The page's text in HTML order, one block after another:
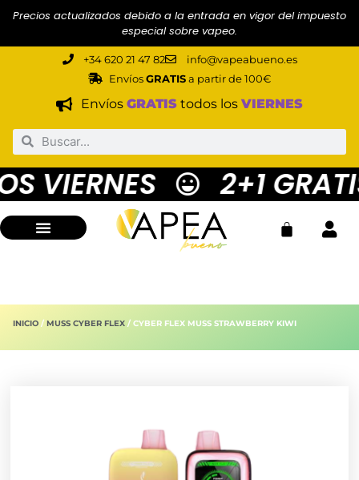
Precios actualizados debido a la entrada en vigor del impuesto
especial sobre vapeo.
+34 620 21 47 82
info@vapeabueno.es
EnvíosGRATISa partir de 100€
EnvíosGRATIS todos losVIERNES
VIERNES 2+1
INICIO / MUSS CYBER FLEX / CYBER FLEX MUSS STRAWBERRY KIWI